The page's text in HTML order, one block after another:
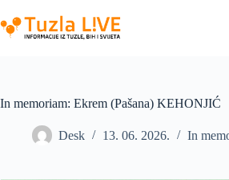
to
content
In memoriam: Ekrem (Pašana) KEHONJIĆ
Desk 13. 06. 2026. In